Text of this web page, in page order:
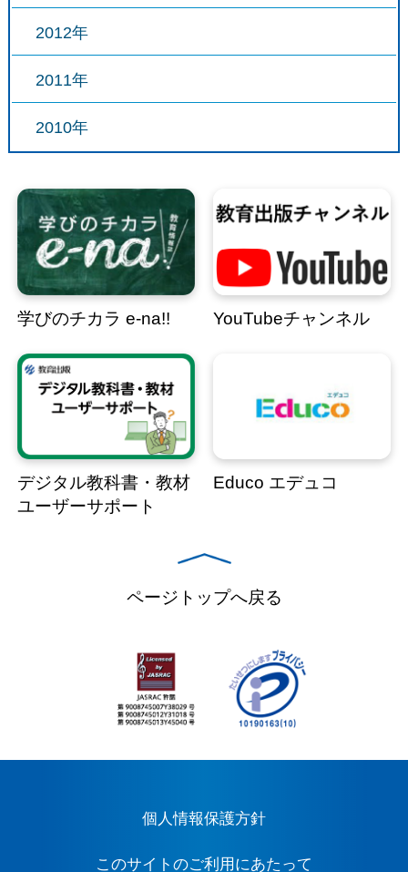
2012年
2011年
2010年
学びのチカラ e-na!! YouTubeチャンネル
デジタル教科書・教材
ユーザーサポート
Educo エデュコ
ページトップへ戻る
個人情報保護方針
このサイトのご利用にあたって